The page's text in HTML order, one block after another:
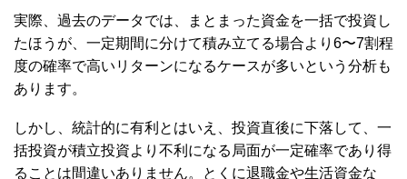
実際、過去のデータでは、まとまった資金を一括で投資し
たほうが、一定期間に分けて積み立てる場合より6〜7割程
度の確率で高いリターンになるケースが多いという分析も
あります。
しかし、統計的に有利とはいえ、投資直後に下落して、一
括投資が積立投資より不利になる局面が一定確率であり得
ることは間違いありません。とくに退職金や生活資金な